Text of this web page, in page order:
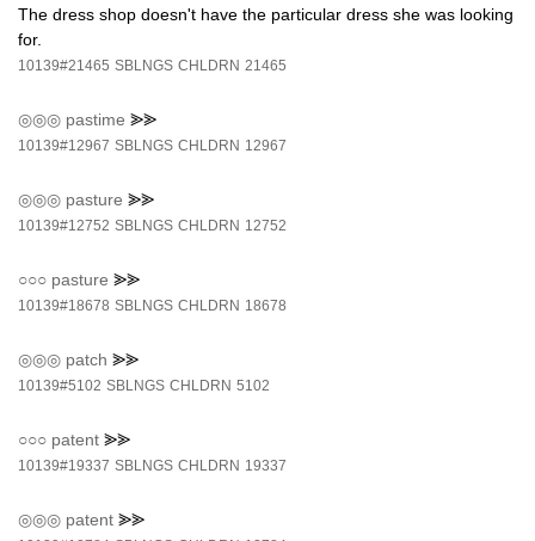
The dress shop doesn't have the particular dress she was looking
for.
10139#21465 SBLNGS CHLDRN 21465
◎◎◎ pastime ⪢⪢
10139#12967 SBLNGS CHLDRN 12967
◎◎◎ pasture ⪢⪢
10139#12752 SBLNGS CHLDRN 12752
○○○ pasture ⪢⪢
10139#18678 SBLNGS CHLDRN 18678
◎◎◎ patch ⪢⪢
10139#5102 SBLNGS CHLDRN 5102
○○○ patent ⪢⪢
10139#19337 SBLNGS CHLDRN 19337
◎◎◎ patent ⪢⪢